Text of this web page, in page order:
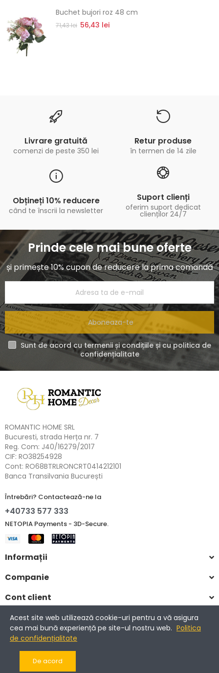
Buchet bujori roz 48 cm
71,43 lei 56,43 lei
Livrare gratuită
comenzi de peste 350 lei
Retur produse
în termen de 14 zile
Obțineți 10% reducere
când te înscrii la newsletter
Suport clienți
oferim suport dedicat
clienților 24/7
Prinde cele mai bune oferte
și primește 10% cupon de reducere la prima comandă
Aboneaza-te
Sunt de acord cu termenii și condițiile și cu politica de
confidențialitate
ROMANTIC HOME SRL
Bucuresti, strada Herța nr. 7
Reg. Com: J40/16279/2017
CIF: RO38254928
Cont: RO68BTRLRONCRT0414212101
Banca Transilvania București
Întrebări? Contactează-ne la
+40733 577 333
NETOPIA Payments - 3D-Secure.
Informații
Companie
Cont client
Copyright © 2017-2025 Romantic Home.
Toate drepturile rezervate.
Acest site web utilizează cookie-uri pentru a vă asigura
cea mai bună experiență pe site-ul nostru web. Politica
de confidențialitate
De acord